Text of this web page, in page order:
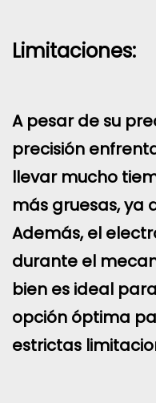
Limitaciones:
A pesar de su
precisión
llevar mucho
más gruesas, ya
Además, el
durante el
bien es ideal
opción óptima
estrictas